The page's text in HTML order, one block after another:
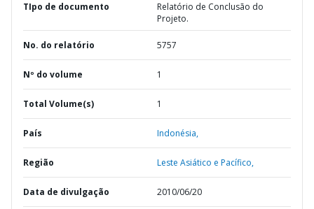
TIpo de documento
Relatório de Conclusão do
Projeto.
No. do relatório 5757
Nº do volume 1
Total Volume(s) 1
País Indonésia,
Região Leste Asiático e Pacífico,
Data de divulgação 2010/06/20